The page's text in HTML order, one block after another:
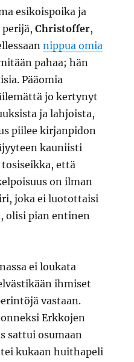
esikoispoika ja
perijä,Christoffer,
nippua omia
pahaa; hän
Pääomia
jo kertynyt
ja lahjoista,
piilee kirjanpidon
kauniisti
että
on ilman
joka ei luotottaisi
olisi pian entinen
ei loukata
ihmiset
vastaan.
Erkkojen
sattui osumaan
kukaan huithapeli